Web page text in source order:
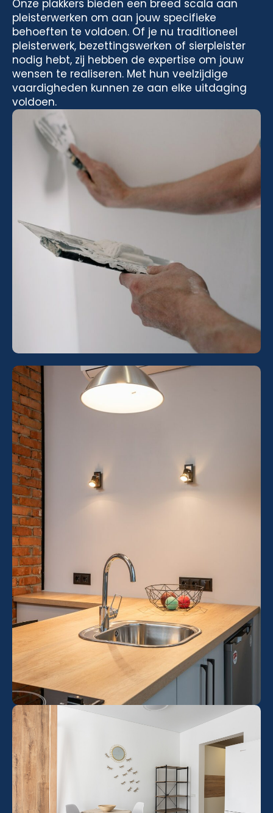
Onze plakkers bieden een breed scala aan
pleisterwerken om aan jouw specifieke
behoeften te voldoen. Of je nu traditioneel
pleisterwerk, bezettingswerken of sierpleister
nodig hebt, zij hebben de expertise om jouw
wensen te realiseren. Met hun veelzijdige
vaardigheden kunnen ze aan elke uitdaging
voldoen.